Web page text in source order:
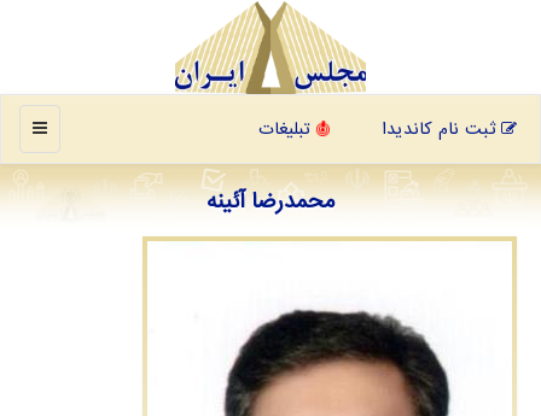
منو ثبت نام کاندیدا تبلیغات
محمدرضا آئینه